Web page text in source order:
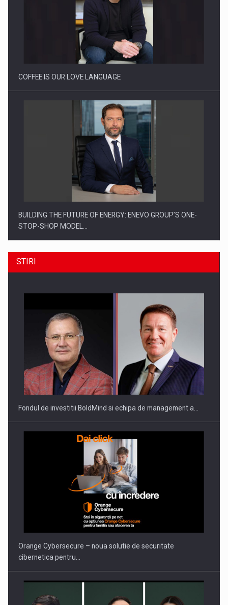
Webinar - Business Evolution-RETHINK STRATEGY-Finantare
Investitii Digitalizare
COFFEE IS OUR LOVE LANGUAGE
BUILDING THE FUTURE OF ENERGY: ENEVO GROUP’S ONE-
STOP-SHOP MODEL…
ROOTED IN ROMANIA, BUILT TO DELIVER TECHNOLOGY FOR
THE…
PUTTING ROMANIAN CORPORATE COMPANIES ON THE
INTERNATIONAL BUSINESS SCENE
STIRI
Fondul de investitii BoldMind si echipa de management a…
Orange Cybersecure – noua solutie de securitate
cibernetica pentru…